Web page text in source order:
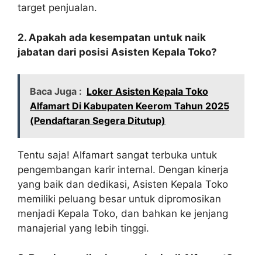
target penjualan.
2. Apakah ada kesempatan untuk naik
jabatan dari posisi Asisten Kepala Toko?
Baca Juga : Loker Asisten Kepala Toko
Alfamart Di Kabupaten Keerom Tahun 2025
(Pendaftaran Segera Ditutup)
Tentu saja! Alfamart sangat terbuka untuk
pengembangan karir internal. Dengan kinerja
yang baik dan dedikasi, Asisten Kepala Toko
memiliki peluang besar untuk dipromosikan
menjadi Kepala Toko, dan bahkan ke jenjang
manajerial yang lebih tinggi.